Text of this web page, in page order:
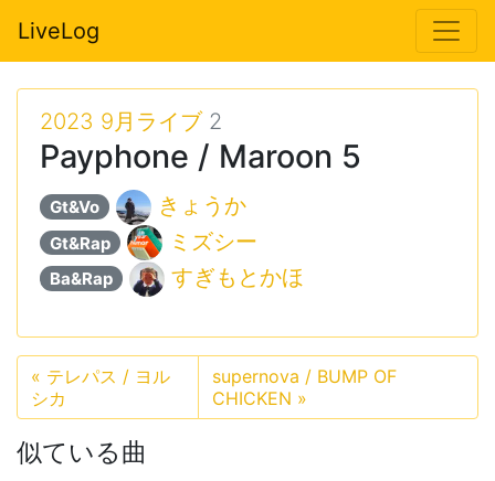
LiveLog
2023 9月ライブ2
Payphone / Maroon 5
Gt&Vo きょうか
Gt&Rap ミズシー
Ba&Rap すぎもとかほ
« テレパス / ヨル
シカ
supernova / BUMP OF
CHICKEN »
似ている曲